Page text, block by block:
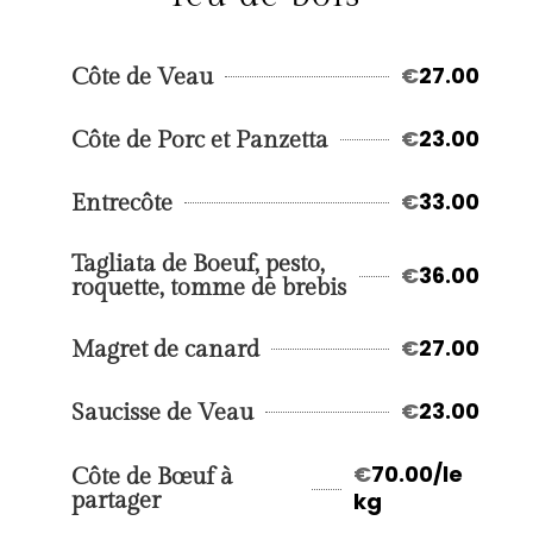
Côte de Veau €27.00
Côte de Porc et Panzetta €23.00
Entrecôte €33.00
Tagliata de Boeuf, pesto,
roquette, tomme de brebis
€36.00
Magret de canard €27.00
Saucisse de Veau €23.00
Côte de Bœuf à
partager
€70.00/le
kg